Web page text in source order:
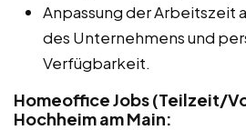
Anpassung der Arbeitszeit
des Unternehmens und
Verfügbarkeit.
Homeoffice Jobs (Teilzeit/
Hochheim am Main: